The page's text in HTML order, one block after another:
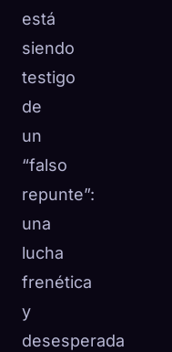
está
siendo
testigo
de
un
“falso
repunte”:
una
lucha
frenética
y
desesperada